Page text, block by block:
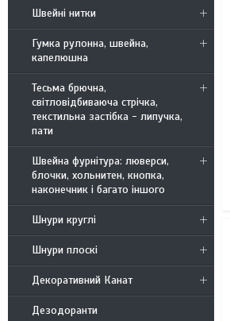
Швейні нитки
Гумка рулонна, швейна,
капелюшна
Тесьма брючна,
світловідбиваюча стрічка,
текстильна застібка - липучка,
пати
Швейна фурнітура: люверси,
блочки, хольнитен, кнопка,
наконечник і багато іншого
Шнури круглі
Шнури плоскі
Декоративний Канат
Дезодоранти